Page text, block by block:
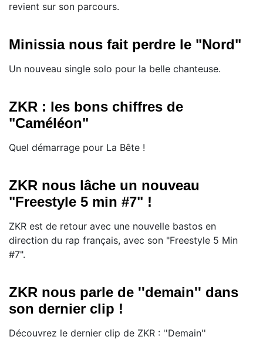
revient sur son parcours.
Minissia nous fait perdre le "Nord"
Un nouveau single solo pour la belle chanteuse.
ZKR : les bons chiffres de
"Caméléon"
Quel démarrage pour La Bête !
ZKR nous lâche un nouveau
"Freestyle 5 min #7" !
ZKR est de retour avec une nouvelle bastos en
direction du rap français, avec son "Freestyle 5 Min
#7".
ZKR nous parle de ''demain'' dans
son dernier clip !
Découvrez le dernier clip de ZKR : ''Demain''